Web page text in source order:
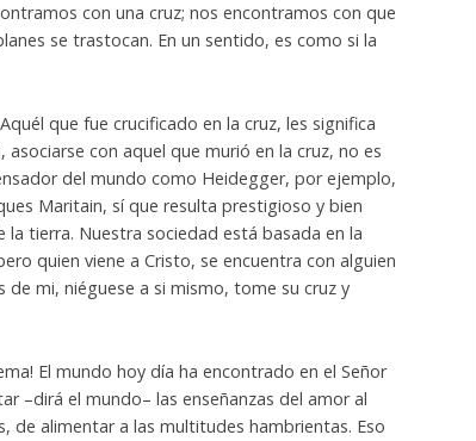
con una cruz; nos encontramos con que
se trastocan. En un sentido, es como si la
que fue crucificado en la cruz, les significa
con aquel que murió en la cruz, no es
del mundo como Heidegger, por ejemplo,
Maritain, sí que resulta prestigioso y bien
tierra. Nuestra sociedad está basada en la
quien viene a Cristo, se encuentra con alguien
de mi, niéguese a si mismo, tome su cruz y
El mundo hoy día ha encontrado en el Señor
–dirá el mundo– las enseñanzas del amor al
alimentar a las multitudes hambrientas. Eso